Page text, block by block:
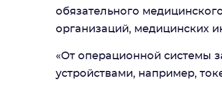
обязательного
организаций, медицинских
«От операционной системы
устройствами, например,